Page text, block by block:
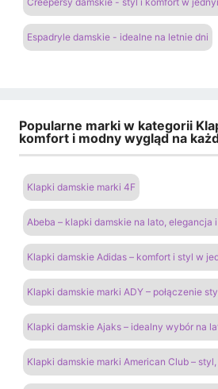
Espadryle damskie - idealne na letnie dni
Popularne marki w kategorii
komfort i modny wygląd na
Klapki damskie marki 4F
Abeba – klapki damskie na lato, elegancja
Klapki damskie Adidas – komfort i styl w
Klapki damskie marki ADY – połączenie
Klapki damskie Ajaks – idealny wybór na
Klapki damskie marki American Club –